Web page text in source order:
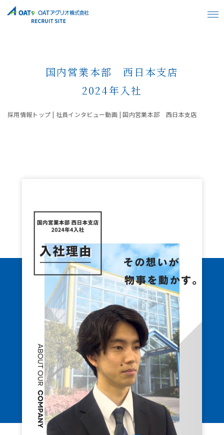
国内営業本部 西日本支店
2024年入社
採用情報トップ | 社員インタビュー動画 | 国内営業本部 西日本支店